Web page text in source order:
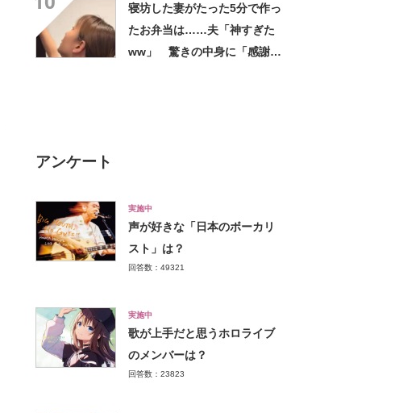
寝坊した妻がたった5分で作っ
たお弁当は……夫「神すぎた
ww」 驚きの中身に「感謝し
アンケート
実施中
声が好きな「日本のボーカリ
スト」は？
回答数：49321
実施中
歌が上手だと思うホロライブ
のメンバーは？
回答数：23823